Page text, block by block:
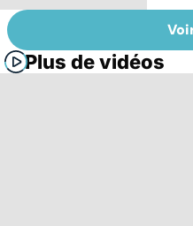
Plus de vidéos